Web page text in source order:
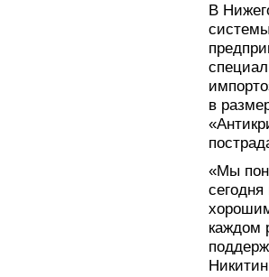
В
в
«Мы
каждом